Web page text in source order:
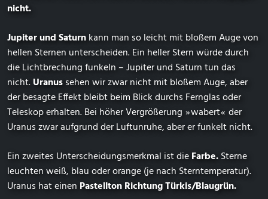
nicht.
Jupiter und Saturnkann man so leicht mit bloßem Auge von
hellen Sternen unterscheiden. Ein heller Stern würde durch
die Lichtbrechung funkeln – Jupiter und Saturn tun das
nicht.Uranussehen wir zwar nicht mit bloßem Auge, aber
der besagte Effekt bleibt beim Blick durchs Fernglas oder
Teleskop erhalten. Bei höher Vergrößerung ⁠ ⁠»⁠ ⁠wabert⁠ ⁠«⁠ ⁠ der
Uranus zwar aufgrund der Luftunruhe, aber er funkelt nicht.
Ein zweites Unterscheidungsmerkmal ist dieFarbe.Sterne
leuchten weiß, blau oder orange (je nach Sterntemperatur).
Uranus hat einen Pastellton Richtung Türkis/Blaugrün.